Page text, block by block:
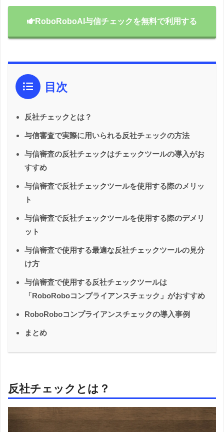
RoboRoboAI与信チェックを無料で利用する
目次
反社チェックとは？
与信審査で実際に用いられる反社チェックの方法
与信審査の反社チェックはチェックツールの導入がお
すすめ
与信審査で反社チェックツールを使用する際のメリッ
ト
与信審査で反社チェックツールを使用する際のデメリ
ット
与信審査で使用する最適な反社チェックツールの見分
け方
与信審査で使用する反社チェックツールは
「RoboRoboコンプライアンスチェック」がおすすめ
RoboRoboコンプライアンスチェックの導入事例
まとめ
反社チェックとは？